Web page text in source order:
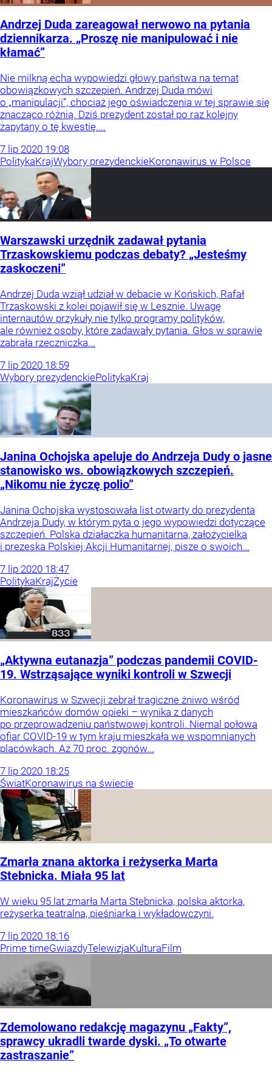
Andrzej Duda zareagował nerwowo na pytania
dziennikarza. „Proszę nie manipulować i nie
kłamać”
Nie milkną echa wypowiedzi głowy państwa na temat
obowiązkowych szczepień. Andrzej Duda mówi
o „manipulacji”, chociaż jego oświadczenia w tej sprawie się
znacząco różnią. Dziś prezydent został po raz kolejny
zapytany o tę kwestię....
7 lip 2020 19:08
PolitykaKrajWybory prezydenckieKoronawirus w Polsce
Warszawski urzędnik zadawał pytania
Trzaskowskiemu podczas debaty? „Jesteśmy
zaskoczeni”
Andrzej Duda wziął udział w debacie w Końskich, Rafał
Trzaskowski z kolei pojawił się w Lesznie. Uwagę
internautów przykuły nie tylko programy polityków,
ale również osoby, które zadawały pytania. Głos w sprawie
zabrała rzeczniczka...
7 lip 2020 18:59
Wybory prezydenckiePolitykaKraj
Janina Ochojska apeluje do Andrzeja Dudy o jasne
stanowisko ws. obowiązkowych szczepień.
„Nikomu nie życzę polio”
Janina Ochojska wystosowała list otwarty do prezydenta
Andrzeja Dudy, w którym pyta o jego wypowiedzi dotyczące
szczepień. Polska działaczka humanitarna, założycielka
i prezeska Polskiej Akcji Humanitarnej, pisze o swoich...
7 lip 2020 18:47
PolitykaKrajŻycie
„Aktywna eutanazja” podczas pandemii COVID-
19. Wstrząsające wyniki kontroli w Szwecji
Koronawirus w Szwecji zebrał tragiczne żniwo wśród
mieszkańców domów opieki – wynika z danych
po przeprowadzeniu państwowej kontroli. Niemal połowa
ofiar COVID-19 w tym kraju mieszkała we wspomnianych
placówkach. Aż 70 proc. zgonów...
7 lip 2020 18:25
ŚwiatKoronawirus na świecie
Zmarła znana aktorka i reżyserka Marta
Stebnicka. Miała 95 lat
W wieku 95 lat zmarła Marta Stebnicka, polska aktorka,
reżyserka teatralna, pieśniarka i wykładowczyni.
7 lip 2020 18:16
Prime timeGwiazdyTelewizjaKulturaFilm
Zdemolowano redakcję magazynu „Fakty”,
sprawcy ukradli twarde dyski. „To otwarte
zastraszanie”